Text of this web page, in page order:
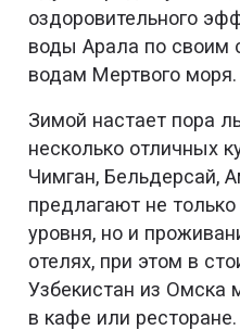
оздоровительного
воды Арала по своим
водам Мертвого моря.
Зимой настает пора
несколько отличных
Чимган, Бельдерсай,
предлагают не
уровня, но и
отелях, при этом в
Узбекистан из Омска
в кафе или